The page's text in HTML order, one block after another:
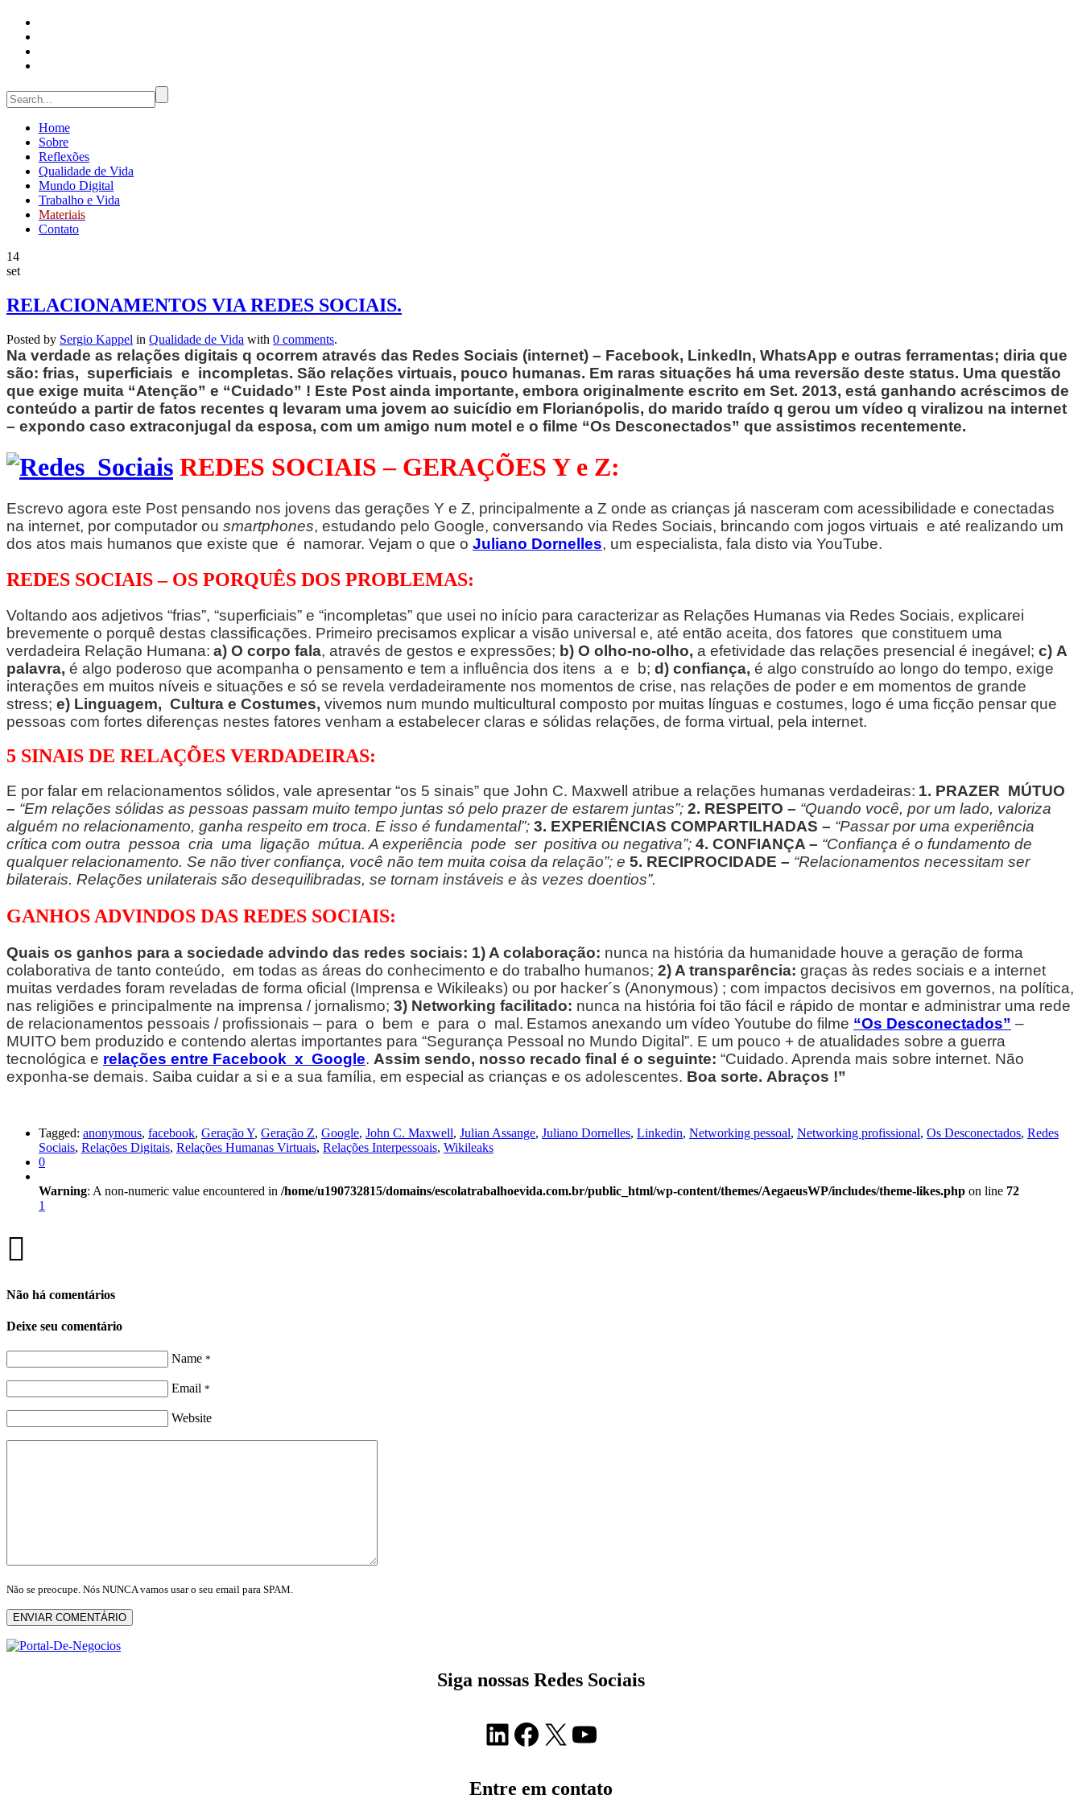
Home
Sobre
Reflexões
Qualidade de Vida
Mundo Digital
Trabalho e Vida
Materiais
Contato
14
set
RELACIONAMENTOS VIA REDES SOCIAIS.
Posted by Sergio Kappel in Qualidade de Vida with 0 comments.
Na verdade as relações digitais q ocorrem através das Redes Sociais (internet) – Facebook, LinkedIn, WhatsApp e outras ferramentas; diria que
são: frias, superficiais e incompletas. São relações virtuais, pouco humanas. Em raras situações há uma reversão deste status. Uma questão
que exige muita “Atenção” e “Cuidado” ! Este Post ainda importante, embora originalmente escrito em Set. 2013, está ganhando acréscimos de
conteúdo a partir de fatos recentes q levaram uma jovem ao suicídio em Florianópolis, do marido traído q gerou um vídeo q viralizou na internet
– expondo caso extraconjugal da esposa, com um amigo num motel e o filme “Os Desconectados” que assistimos recentemente.
REDES SOCIAIS – GERAÇÕES Y e Z:
Escrevo agora este Post pensando nos jovens das gerações Y e Z, principalmente a Z onde as crianças já nasceram com acessibilidade e conectadas
na internet, por computador ou smartphones, estudando pelo Google, conversando via Redes Sociais, brincando com jogos virtuais e até realizando um
dos atos mais humanos que existe que é namorar. Vejam o que o Juliano Dornelles, um especialista, fala disto via YouTube.
REDES SOCIAIS – OS PORQUÊS DOS PROBLEMAS:
Voltando aos adjetivos “frias”, “superficiais” e “incompletas” que usei no início para caracterizar as Relações Humanas via Redes Sociais, explicarei
brevemente o porquê destas classificações. Primeiro precisamos explicar a visão universal e, até então aceita, dos fatores que constituem uma
verdadeira Relação Humana: a) O corpo fala, através de gestos e expressões; b) O olho-no-olho, a efetividade das relações presencial é inegável; c) A
palavra, é algo poderoso que acompanha o pensamento e tem a influência dos itens a e b; d) confiança, é algo construído ao longo do tempo, exige
interações em muitos níveis e situações e só se revela verdadeiramente nos momentos de crise, nas relações de poder e em momentos de grande
stress; e) Linguagem, Cultura e Costumes, vivemos num mundo multicultural composto por muitas línguas e costumes, logo é uma ficção pensar que
pessoas com fortes diferenças nestes fatores venham a estabelecer claras e sólidas relações, de forma virtual, pela internet.
5 SINAIS DE RELAÇÕES VERDADEIRAS:
E por falar em relacionamentos sólidos, vale apresentar “os 5 sinais” que John C. Maxwell atribue a relações humanas verdadeiras: 1. PRAZER MÚTUO
– “Em relações sólidas as pessoas passam muito tempo juntas só pelo prazer de estarem juntas”; 2. RESPEITO – “Quando você, por um lado, valoriza
alguém no relacionamento, ganha respeito em troca. E isso é fundamental”; 3. EXPERIÊNCIAS COMPARTILHADAS – “Passar por uma experiência
crítica com outra pessoa cria uma ligação mútua. A experiência pode ser positiva ou negativa”; 4. CONFIANÇA – “Confiança é o fundamento de
qualquer relacionamento. Se não tiver confiança, você não tem muita coisa da relação”; e 5. RECIPROCIDADE – “Relacionamentos necessitam ser
bilaterais. Relações unilaterais são desequilibradas, se tornam instáveis e às vezes doentios”.
GANHOS ADVINDOS DAS REDES SOCIAIS:
Quais os ganhos para a sociedade advindo das redes sociais: 1) A colaboração: nunca na história da humanidade houve a geração de forma
colaborativa de tanto conteúdo, em todas as áreas do conhecimento e do trabalho humanos; 2) A transparência: graças às redes sociais e a internet
muitas verdades foram reveladas de forma oficial (Imprensa e Wikileaks) ou por hacker´s (Anonymous) ; com impactos decisivos em governos, na política,
nas religiões e principalmente na imprensa / jornalismo; 3) Networking facilitado: nunca na história foi tão fácil e rápido de montar e administrar uma rede
de relacionamentos pessoais / profissionais – para o bem e para o mal. Estamos anexando um vídeo Youtube do filme “Os Desconectados” –
MUITO bem produzido e contendo alertas importantes para “Segurança Pessoal no Mundo Digital”. E um pouco + de atualidades sobre a guerra
tecnológica e relações entre Facebook x Google. Assim sendo, nosso recado final é o seguinte: “Cuidado. Aprenda mais sobre internet. Não
exponha-se demais. Saiba cuidar a si e a sua família, em especial as crianças e os adolescentes. Boa sorte. Abraços !”
Tagged: anonymous, facebook, Geração Y, Geração Z, Google, John C. Maxwell, Julian Assange, Juliano Dornelles, Linkedin, Networking pessoal, Networking profissional, Os Desconectados, Redes
Sociais, Relações Digitais, Relações Humanas Virtuais, Relações Interpessoais, Wikileaks
0
Warning: A non-numeric value encountered in /home/u190732815/domains/escolatrabalhoevida.com.br/public_html/wp-content/themes/AegaeusWP/includes/theme-likes.php on line 72
1
Não há comentários
Deixe seu comentário
Name *
Email *
Website
Não se preocupe. Nós NUNCA vamos usar o seu email para SPAM.
ENVIAR COMENTÁRIO
Siga nossas Redes Sociais
LinkedIn
Facebook
X Youtube
Entre em contato